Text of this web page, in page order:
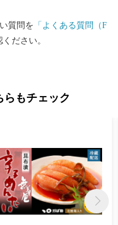
質問を 「よくある質問（F
ださい。
らもチェック